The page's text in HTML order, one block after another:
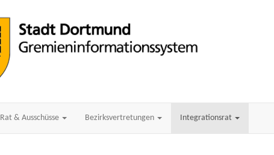
Rat & Ausschüsse Bezirksvertretungen Integrationsrat